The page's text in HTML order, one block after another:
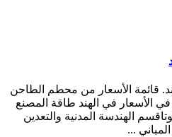
قائمة الأسعار من محطم الطاحن
في الأسعار في الهند طاقة المصنع
الهندسة المدنية والتعدين
...